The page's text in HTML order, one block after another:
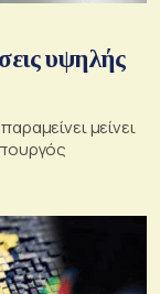
υψηλής
μείνει